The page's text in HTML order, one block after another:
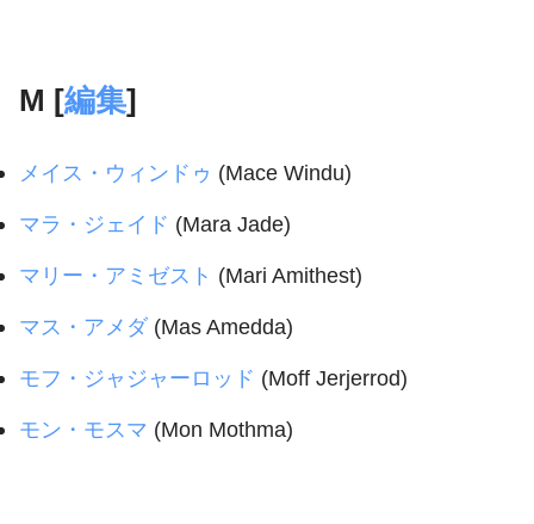
M [編集]
メイス・ウィンドゥ (Mace Windu)
マラ・ジェイド (Mara Jade)
マリー・アミゼスト (Mari Amithest)
マス・アメダ (Mas Amedda)
モフ・ジャジャーロッド (Moff Jerjerrod)
モン・モスマ (Mon Mothma)